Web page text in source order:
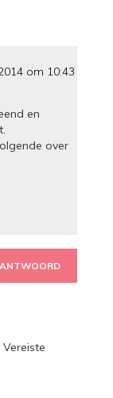
om 10:43
en
over
ANTWOORD
Vereiste